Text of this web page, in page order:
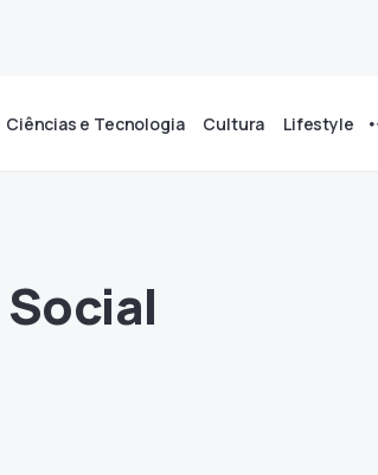
Ciências e Tecnologia Cultura Lifestyle